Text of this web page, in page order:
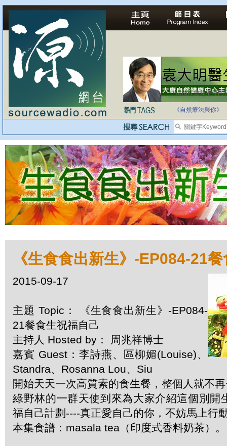
法治社會並不等同
《自然療法與你》
《生食食出新生》-EP084-21
2015-09-17
主題 Topic： 《生食食出新生》-EP084-
21餐食生祝福自己
主持人 Hosted by： 周兆祥博士
嘉賓 Guest：李詩燕、區柳媚(Louise)、
Standra、Rosanna Lou、Siu
開始天天一次高質素的食生餐，整個人就不
綠野林的一群天使到來為大家介紹這個別開
福自己計劃----真正愛自己的你，不妨馬上行
本集食譜：masala tea（印度式香料奶茶）。